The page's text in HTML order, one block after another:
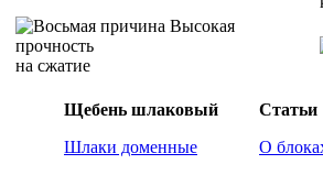
Высокая
прочность
на сжатие
Щебень шлаковый
Шлаки доменные
Статьи
О